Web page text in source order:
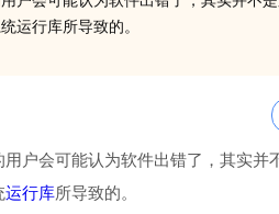
运行库所导致的。
户会可能认为软件出错了，其实并
运行库所导致的。